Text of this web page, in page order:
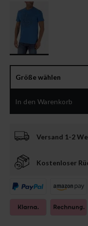
Größe wählen
In den Warenkorb
Versand 1-2
Kostenloser